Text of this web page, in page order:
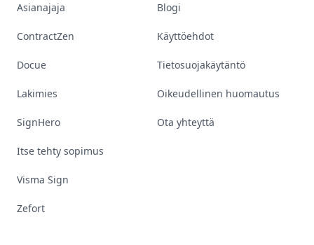
Asianajaja
ContractZen
Docue
Lakimies
SignHero
Itse tehty sopimus
Visma Sign
Zefort
Blogi
Käyttöehdot
Tietosuojakäytäntö
Oikeudellinen huomautus
Ota yhteyttä